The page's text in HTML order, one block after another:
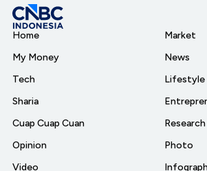
Home
My Money
Tech
Sharia
Cuap Cuap Cuan
Opinion
Video
Market
News
Lifestyle
Research
Photo